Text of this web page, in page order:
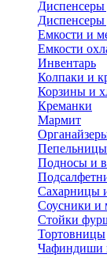
Диспенсеры
Емкости и
Емкости
Инвентарь
Колпаки и
Корзины и
Креманки
Мармит
Пепельницы
Подносы и
Сахарницы
Соусники и
Стойки
Тортовницы
Чафиндиши